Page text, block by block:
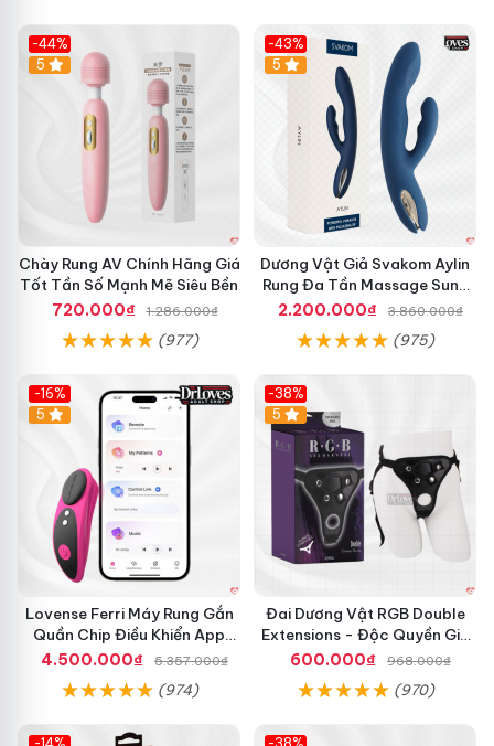
-44%
Hot
5
Chày Rung AV Chính Hãng Giá
Tốt Tần Số Mạnh Mẽ Siêu Bền
720.000₫
1.286.000₫
(977)
-43%
Hot
5
Dương Vật Giả Svakom Aylin
Rung Đa Tần Massage Sung
Sướng
2.200.000₫ 3.860.000₫
(975)
-16%
Hot
5
Lovense Ferri Máy Rung Gắn
Quần Chip Điều Khiển App
Tăng Hưng Phấn
4.500.000₫ 5.357.000₫
(974)
-38%
Hot
5
Đai Dương Vật RGB Double
Extensions - Độc Quyền Giá
Sốc
600.000₫ 968.000₫
(970)